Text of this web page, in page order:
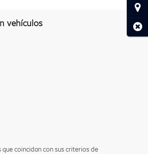
vehículos
que coincidan con sus criterios de